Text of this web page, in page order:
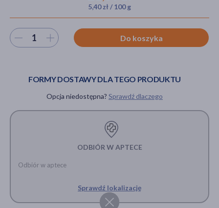
5,40 zł / 100 g
Wybierz ilość Do koszyka
FORMY DOSTAWY DLA TEGO PRODUKTU
Opcja niedostępna? Sprawdź dlaczego
ODBIÓR W APTECE
Odbiór w aptece
Sprawdź lokalizację